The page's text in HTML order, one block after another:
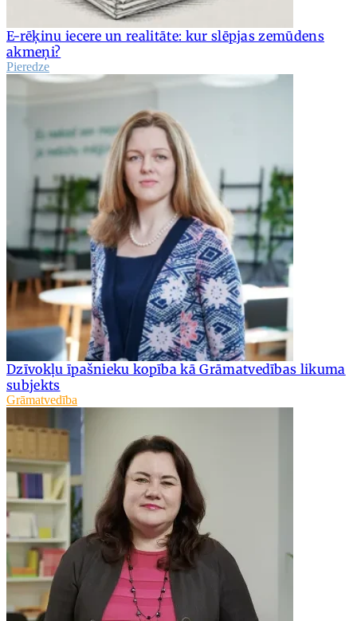
E-rēķinu iecere un realitāte: kur slēpjas zemūdens
akmeņi?
Pieredze
Dzīvokļu īpašnieku kopība kā Grāmatvedības likuma
subjekts
Grāmatvedība